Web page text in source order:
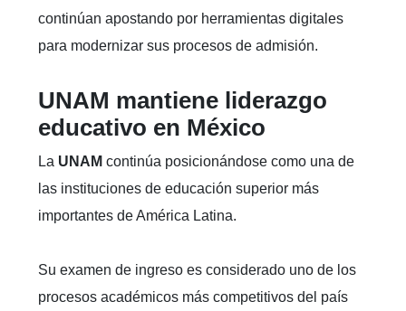
continúan apostando por herramientas digitales
para modernizar sus procesos de admisión.
UNAM mantiene liderazgo
educativo en México
La UNAM continúa posicionándose como una de
las instituciones de educación superior más
importantes de América Latina.
Su examen de ingreso es considerado uno de los
procesos académicos más competitivos del país